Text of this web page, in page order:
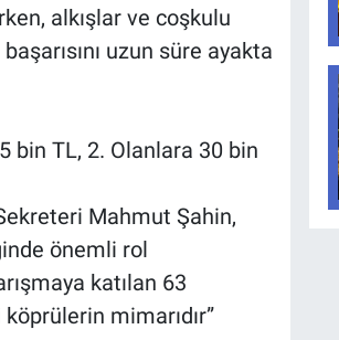
alkışlar ve coşkulu
uzun süre ayakta
bin TL, 2. Olanlara 30 bin
Mahmut Şahin,
önemli rol
katılan 63
mimarıdır”